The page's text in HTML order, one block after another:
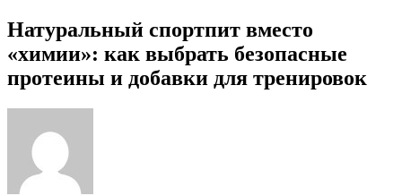
Натуральный спортпит вместо
«химии»: как выбрать безопасные
протеины и добавки для тренировок